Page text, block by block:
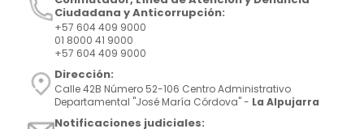
Ciudadana y Anticorrupción:
+57 604 409 9000
01 8000 41 9000
+57 604 409 9000
Dirección:
Calle 42B Número 52-106 Centro Administrativo
Departamental "José María Córdova" - La Alpujarra
Notificaciones judiciales: